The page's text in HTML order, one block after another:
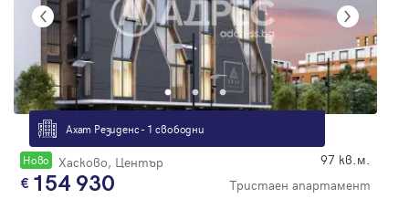
Ахат Резиденс - 1 свободни
Новo Хасково, Център 97 кв.м.
154 930
Тристаен апартамент